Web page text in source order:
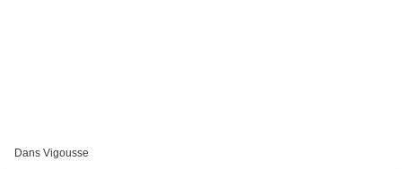
Dans Vigousse